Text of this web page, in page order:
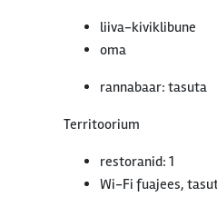
liiva-kiviklibune
oma
rannabaar: tasuta
Territoorium
restoranid: 1
Wi-Fi fuajees,